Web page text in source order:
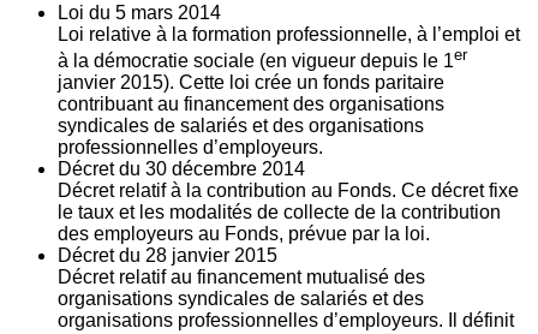
Loi du 5 mars 2014
Loi relative à la formation professionnelle, à l’emploi et
à la démocratie sociale (en vigueur depuis le 1er
janvier 2015). Cette loi crée un fonds paritaire
contribuant au financement des organisations
syndicales de salariés et des organisations
professionnelles d’employeurs.
Décret du 30 décembre 2014
Décret relatif à la contribution au Fonds. Ce décret fixe
le taux et les modalités de collecte de la contribution
des employeurs au Fonds, prévue par la loi.
Décret du 28 janvier 2015
Décret relatif au financement mutualisé des
organisations syndicales de salariés et des
organisations professionnelles d’employeurs. Il définit